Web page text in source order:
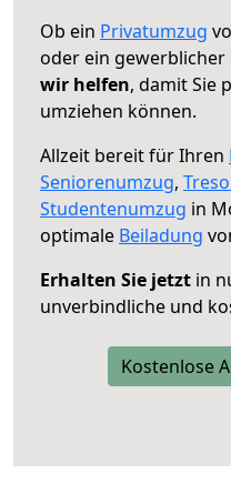
Ob ein Privatumzug
oder ein gewerblicher
wir helfen, damit Sie
umziehen können.
Allzeit bereit für Ihren
Seniorenumzug,
Studentenumzug in
optimale Beiladung
Erhalten Sie jetzt in
unverbindliche und
Kostenlose